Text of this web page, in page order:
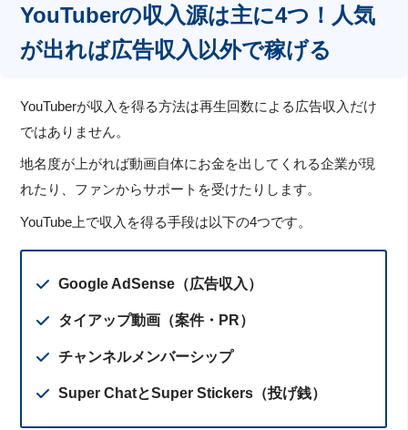
YouTuberの収入源は主に4つ！人気
が出れば広告収入以外で稼げる
YouTuberが収入を得る方法は再生回数による広告収入だけ
ではありません。
地名度が上がれば動画自体にお金を出してくれる企業が現
れたり、ファンからサポートを受けたりします。
YouTube上で収入を得る手段は以下の4つです。
Google AdSense（広告収入）
タイアップ動画（案件・PR）
チャンネルメンバーシップ
Super ChatとSuper Stickers（投げ銭）